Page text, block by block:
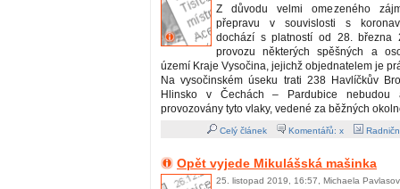
Z důvodu velmi omezeného
přepravu v souvislosti s
dochází s platností od 28. března
provozu některých spěšných a
území Kraje Vysočina, jejichž objednatelem je
Na vysočinském úseku trati 238 Havlíčkův
Hlinsko v Čechách – Pardubice nebudou
provozovány tyto vlaky, vedené za běžných
Celý článek Komentářů: x
Opět vyjede Mikulášská mašinka
25. listopad 2019, 16:57, Michaela